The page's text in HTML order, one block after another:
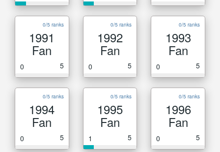
0/5 ranks
1991
Fan
0 5
0/5 ranks
1992
Fan
0 5
0/5 ranks
1993
Fan
0 5
0/5 ranks
1994
Fan
0 5
0/5 ranks
1995
Fan
1 5
0/5 ranks
1996
Fan
0 5